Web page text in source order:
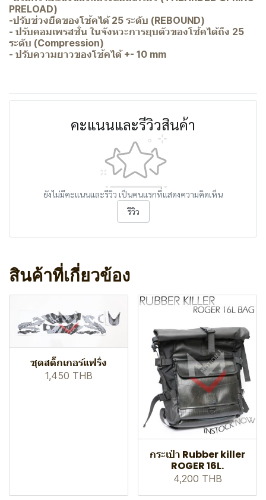
PRELOAD)
-ปรับช่วงยึดของโช้คได้ 25 ระดับ (REBOUND)
- ปรับคอมเพรสชั่น ในจังหวะการยุบตัวของโช้คได้ถึง 25
ระดับ (Compression)
- ปรับความยาวของโช้คได้ +- 10 mm
คะแนนและรีวิวสินค้า
ยังไม่มีคะแนนและรีวิว เป็นคนแรกที่แสดงความคิดเห็น
รีวิว
สินค้าที่เกี่ยวข้อง
ชุดสติ๊กเกอร์แฟริ่ง
1,450 THB
กระเป๋า Rubber killer
ROGER 16L.
4,200 THB